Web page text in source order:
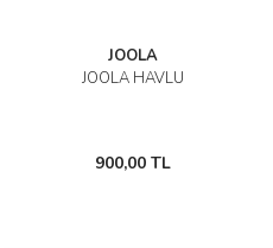
JOOLA
JOOLA HAVLU
900,00 TL